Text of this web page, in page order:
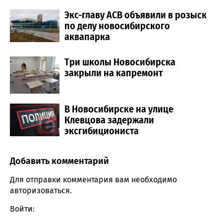
Экс-главу АСВ объявили в розыск
по делу новосибирского
аквапарка
Три школы Новосибирска
закрыли на капремонт
В Новосибирске на улице
Клевцова задержали
эксгибициониста
Comment section
Добавить комментарий
Для отправки комментария вам необходимо
авторизоваться.
Войти: